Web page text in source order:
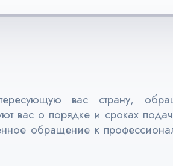
вас страну,
вас о порядке и сроках
обращение к